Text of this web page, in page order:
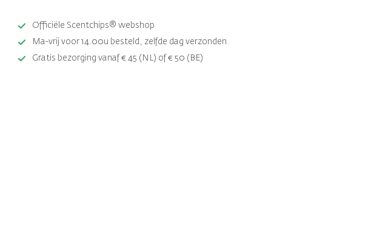
Officiële Scentchips® webshop
Ma-vrij voor 14.00u besteld, zelfde dag verzonden.
Gratis bezorging vanaf € 45 (NL) of € 50 (BE)